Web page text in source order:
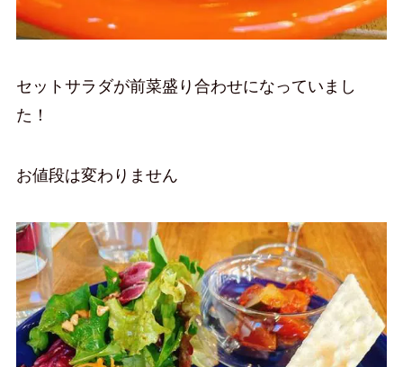
セットサラダが前菜盛り合わせになっていまし
た！
お値段は変わりません